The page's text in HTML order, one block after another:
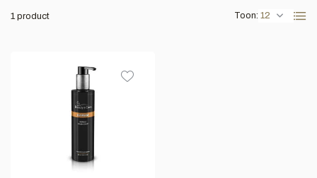
1 product Toon: